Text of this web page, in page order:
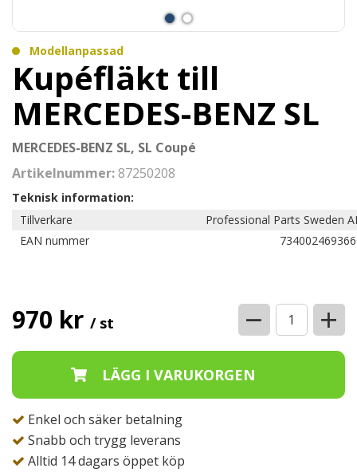
Modellanpassad
Kupéfläkt till
MERCEDES-BENZ SL
MERCEDES-BENZ SL, SL Coupé
Artikelnummer: 87250208
Teknisk information:
Tillverkare
Professional Parts Sweden
EAN nummer
970 kr / st − +
Enkel och säker betalning
Snabb och trygg leverans
Alltid 14 dagars öppet köp